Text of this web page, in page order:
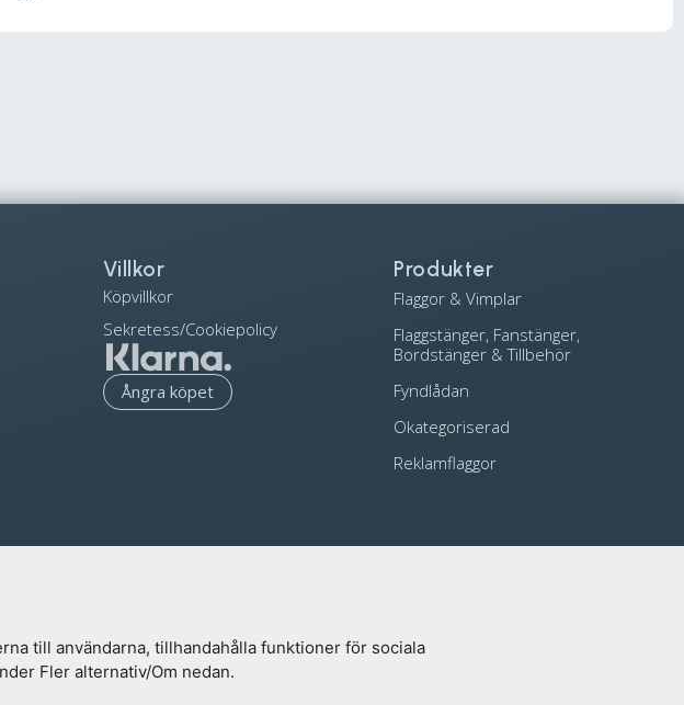
till användarna, tillhandahålla funktioner för sociala
Fler alternativ/Om nedan.
Villkor
Köpvillkor
Sekretess/Cookiepolicy
Ångra köpet
Produkter
Flaggor & Vimplar
Flaggstänger, Fanstänger,
Bordstänger & Tillbehör
Fyndlådan
Okategoriserad
Reklamflaggor